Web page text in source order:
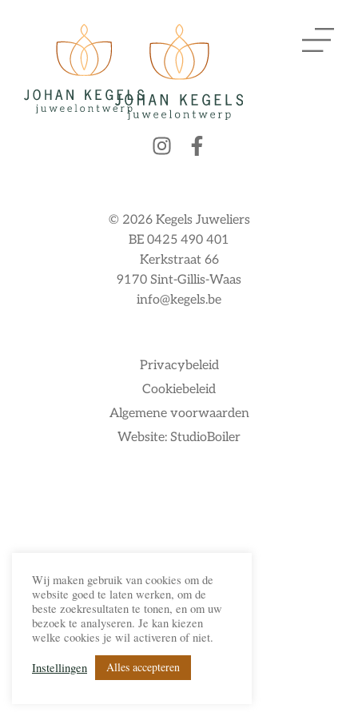
Privacybeleid
Cookiebeleid
Algemene voorwaarden
Website: StudioBoiler
© 2026 Kegels Juweliers
BE 0425 490 401
Kerkstraat 66
9170 Sint-Gillis-Waas
info@kegels.be
Wij maken gebruik van cookies om de
website goed te laten werken, om de
beste zoekresultaten te tonen, en om uw
bezoek te analyseren. Je kan kiezen
welke cookies je wil activeren of niet.
Instellingen
Alles accepteren